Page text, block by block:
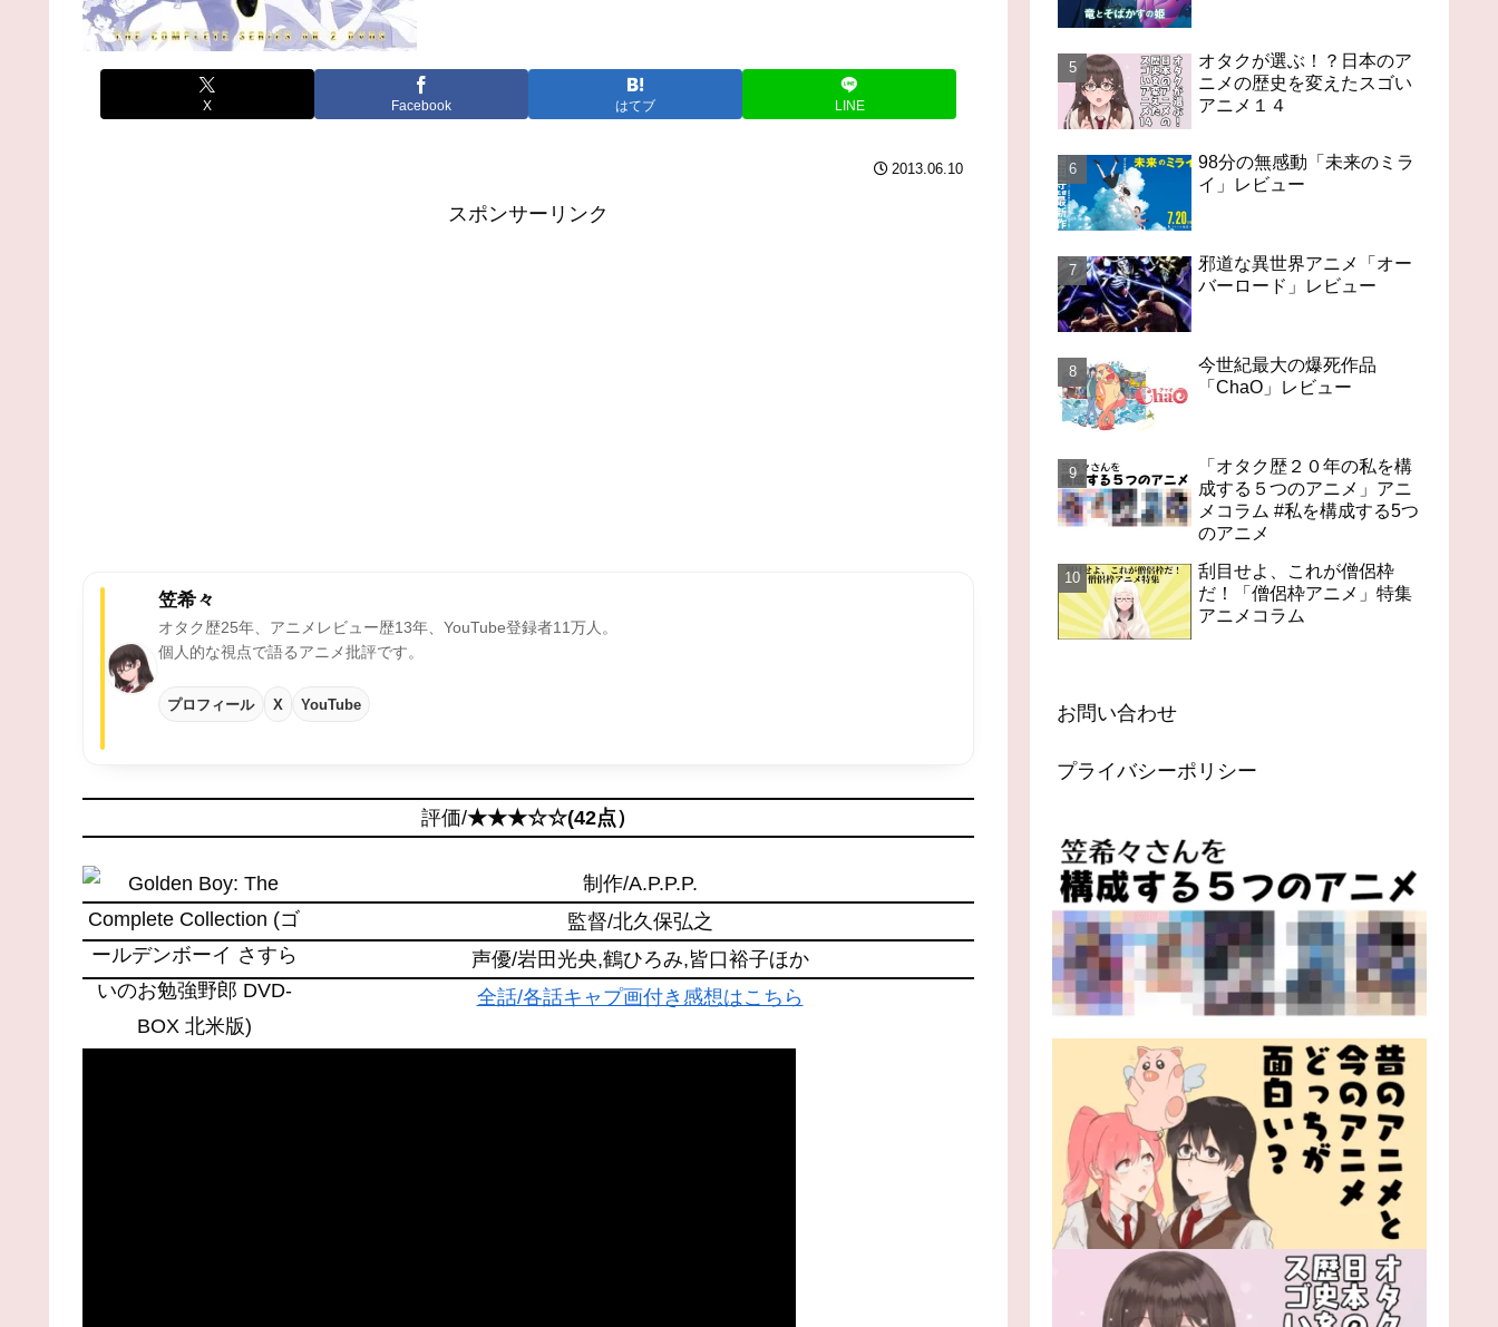
X Facebook はてブ LINE
2013.06.10
スポンサーリンク
笠希々
オタク歴25年、アニメレビュー歴13年、YouTube登録者11万人。
個人的な視点で語るアニメ批評です。
プロフィール X YouTube
評価/★★★☆☆(42点）
制作/A.P.P.P.
監督/北久保弘之
声優/岩田光央,鶴ひろみ,皆口裕子ほか
全話/各話キャプ画付き感想はこちら
オタクが選ぶ！？日本のア
ニメの歴史を変えたスゴい
アニメ１４
98分の無感動「未来のミラ
イ」レビュー
邪道な異世界アニメ「オー
バーロード」レビュー
今世紀最大の爆死作品
「ChaO」レビュー
「オタク歴２０年の私を構
成する５つのアニメ」アニ
メコラム #私を構成する5つ
のアニメ
刮目せよ、これが僧侶枠
だ！「僧侶枠アニメ」特集
アニメコラム
お問い合わせ
プライバシーポリシー